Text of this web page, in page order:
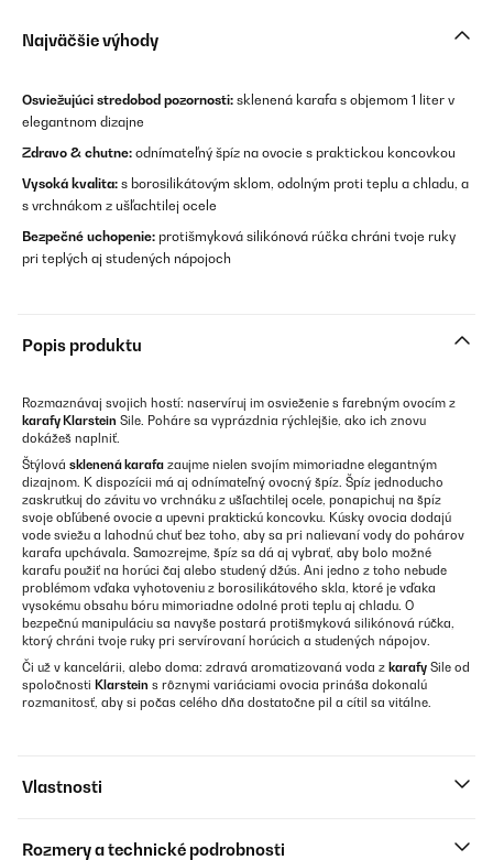
Najväčšie výhody
Osviežujúci stredobod pozornosti: sklenená karafa s objemom 1 liter v
elegantnom dizajne
Zdravo & chutne: odnímateľný špíz na ovocie s praktickou koncovkou
Vysoká kvalita: s borosilikátovým sklom, odolným proti teplu a chladu, a
s vrchnákom z ušľachtilej ocele
Bezpečné uchopenie: protišmyková silikónová rúčka chráni tvoje ruky
pri teplých aj studených nápojoch
Popis produktu
Rozmaznávaj svojich hostí: naservíruj im osvieženie s farebným ovocím z
karafy Klarstein Sile. Poháre sa vyprázdnia rýchlejšie, ako ich znovu
dokážeš naplniť.
Štýlová sklenená karafa zaujme nielen svojím mimoriadne elegantným
dizajnom. K dispozícii má aj odnímateľný ovocný špíz. Špíz jednoducho
zaskrutkuj do závitu vo vrchnáku z ušľachtilej ocele, ponapichuj na špíz
svoje obľúbené ovocie a upevni praktickú koncovku. Kúsky ovocia dodajú
vode sviežu a lahodnú chuť bez toho, aby sa pri nalievaní vody do pohárov
karafa upchávala. Samozrejme, špíz sa dá aj vybrať, aby bolo možné
karafu použiť na horúci čaj alebo studený džús. Ani jedno z toho nebude
problémom vďaka vyhotoveniu z borosilikátového skla, ktoré je vďaka
vysokému obsahu bóru mimoriadne odolné proti teplu aj chladu. O
bezpečnú manipuláciu sa navyše postará protišmyková silikónová rúčka,
ktorý chráni tvoje ruky pri servírovaní horúcich a studených nápojov.
Či už v kancelárii, alebo doma: zdravá aromatizovaná voda z karafy Sile od
spoločnosti Klarstein s rôznymi variáciami ovocia prináša dokonalú
rozmanitosť, aby si počas celého dňa dostatočne pil a cítil sa vitálne.
Vlastnosti
Rozmery a technické podrobnosti